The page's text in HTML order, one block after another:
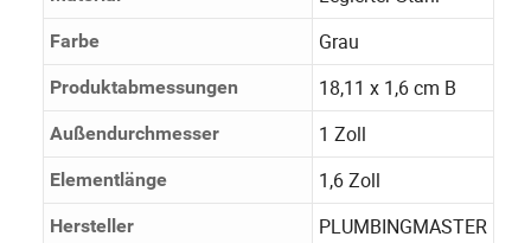
Farbe Grau
Produktabmessungen 18,11 x 1,6 cm B
Außendurchmesser 1 Zoll
Elementlänge 1,6 Zoll
Hersteller PLUMBINGMASTER